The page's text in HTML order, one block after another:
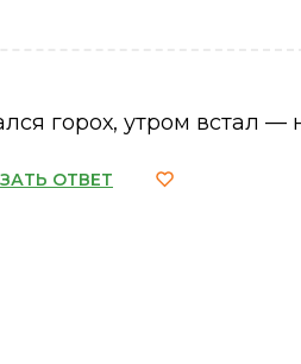
горох, утром встал —
ОТВЕТ